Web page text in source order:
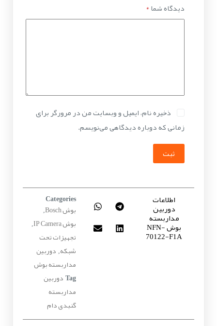
دیدگاه شما*
ذخیره نام، ایمیل و وبسایت من در مرورگر برای
زمانی که دوباره دیدگاهی می‌نویسم.
ثبت
اطلاعات
دوربین
مداربسته
بوش NFN-
70122-F1A
Categories
بوش Bosch ,
بوش IP Camera ,
تجهیزات تحت
شبکه, دوربین
مداربسته بوش
Tag دوربین
مداربسته
گنبدی دام